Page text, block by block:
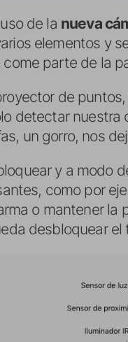
de la nueva
elementos y
parte de la
de
detectar
un gorro, nos
y a modo
como por
o mantener
desbloquear